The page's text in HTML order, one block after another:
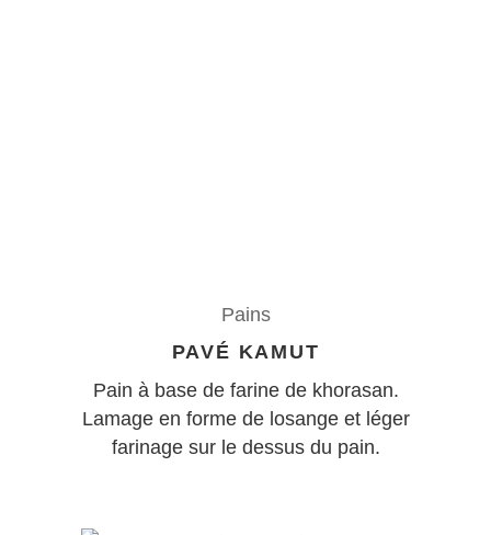
Pains
PAVÉ KAMUT
Pain à base de farine de khorasan.
Lamage en forme de losange et léger
farinage sur le dessus du pain.